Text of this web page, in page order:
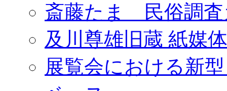
斎藤たま 民俗調査
及川尊雄旧蔵 紙媒
展覧会における新